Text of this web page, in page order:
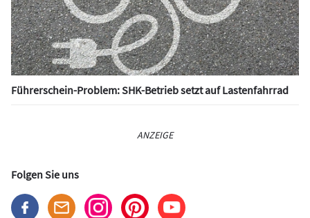
Führerschein-Problem: SHK-Betrieb setzt auf Lastenfahrrad
ANZEIGE
Folgen Sie uns